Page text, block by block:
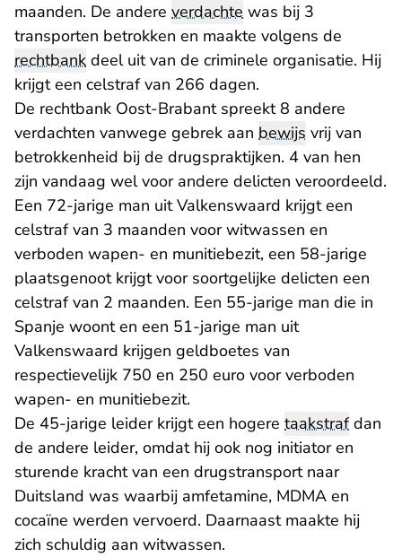
maanden. De andere verdachte was bij 3
transporten betrokken en maakte volgens de
rechtbank deel uit van de criminele organisatie. Hij
krijgt een celstraf van 266 dagen.
De rechtbank Oost-Brabant spreekt 8 andere
verdachten vanwege gebrek aan bewijs vrij van
betrokkenheid bij de drugspraktijken. 4 van hen
zijn vandaag wel voor andere delicten veroordeeld.
Een 72-jarige man uit Valkenswaard krijgt een
celstraf van 3 maanden voor witwassen en
verboden wapen- en munitiebezit, een 58-jarige
plaatsgenoot krijgt voor soortgelijke delicten een
celstraf van 2 maanden. Een 55-jarige man die in
Spanje woont en een 51-jarige man uit
Valkenswaard krijgen geldboetes van
respectievelijk 750 en 250 euro voor verboden
wapen- en munitiebezit.
De 45-jarige leider krijgt een hogere taakstrafdan
de andere leider, omdat hij ook nog initiator en
sturende kracht van een drugstransport naar
Duitsland was waarbij amfetamine, MDMA en
cocaïne werden vervoerd. Daarnaast maakte hij
zich schuldig aan witwassen.